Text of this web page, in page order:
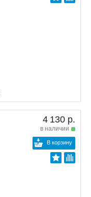
4 130 р.
в наличии
В корзину